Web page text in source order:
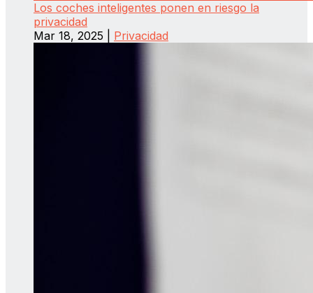
Los coches inteligentes ponen en riesgo la
privacidad
Mar 18, 2025
Privacidad